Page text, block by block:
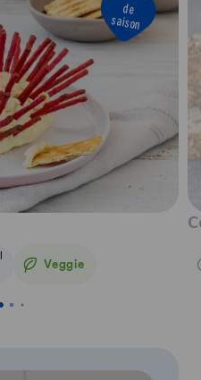
de
saison
Veggie
Veggie